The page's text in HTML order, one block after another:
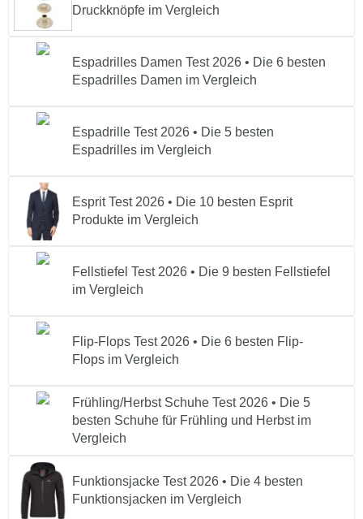
Druckknöpfe im Vergleich
Espadrilles Damen Test 2026 • Die 6 besten
Espadrilles Damen im Vergleich
Espadrille Test 2026 • Die 5 besten
Espadrilles im Vergleich
Esprit Test 2026 • Die 10 besten Esprit
Produkte im Vergleich
Fellstiefel Test 2026 • Die 9 besten Fellstiefel
im Vergleich
Flip-Flops Test 2026 • Die 6 besten Flip-
Flops im Vergleich
Frühling/Herbst Schuhe Test 2026 • Die 5
besten Schuhe für Frühling und Herbst im
Vergleich
Funktionsjacke Test 2026 • Die 4 besten
Funktionsjacken im Vergleich